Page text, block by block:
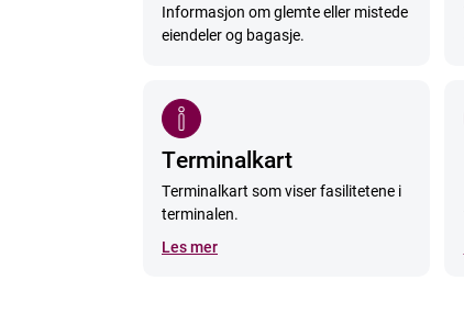
Informasjon om glemte eller mistede
eiendeler og bagasje.
Terminalkart
Terminalkart som viser fasilitetene i
terminalen.
Les mer